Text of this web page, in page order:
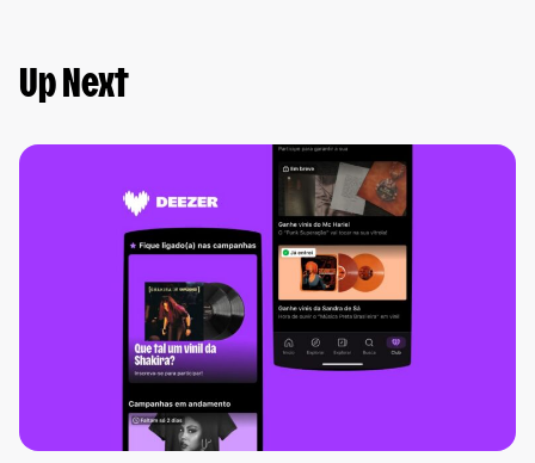
Up Next